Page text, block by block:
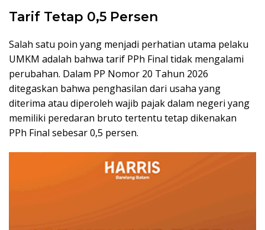
Tarif Tetap 0,5 Persen
Salah satu poin yang menjadi perhatian utama pelaku
UMKM adalah bahwa tarif PPh Final tidak mengalami
perubahan. Dalam PP Nomor 20 Tahun 2026
ditegaskan bahwa penghasilan dari usaha yang
diterima atau diperoleh wajib pajak dalam negeri yang
memiliki peredaran bruto tertentu tetap dikenakan
PPh Final sebesar 0,5 persen.